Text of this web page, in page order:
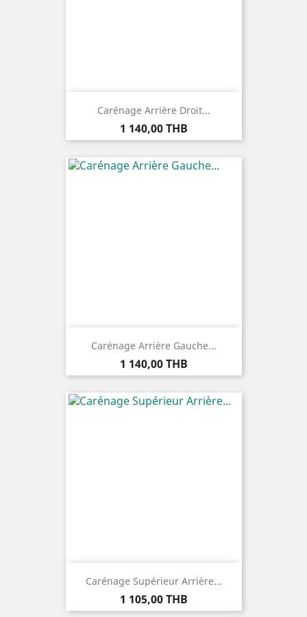
Carénage Arrière Droit...
Prix
1 140,00 THB
Carénage Arrière Gauche...
Prix
1 140,00 THB
Carénage Supérieur Arrière...
Prix
1 105,00 THB